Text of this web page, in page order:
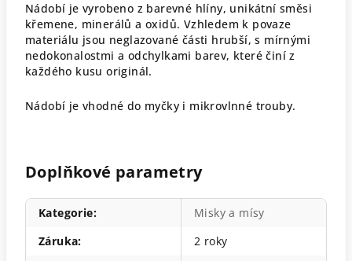
Nádobí je vyrobeno z barevné hlíny, unikátní směsi
křemene, minerálů a oxidů. Vzhledem k povaze
materiálu jsou neglazované části hrubší, s mírnými
nedokonalostmi a odchylkami barev, které činí z
každého kusu originál.
Nádobí je vhodné do myčky i mikrovlnné trouby.
Doplňkové parametry
Kategorie:
Misky a mísy
Záruka:
2 roky